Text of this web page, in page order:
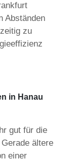
Abständen
zu
in Hanau
gut für die
ältere
einer